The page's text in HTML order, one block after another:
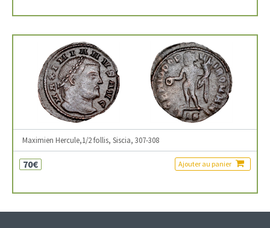
Maximien Hercule,1/2 follis, Siscia, 307-308
70€ Ajouter au panier